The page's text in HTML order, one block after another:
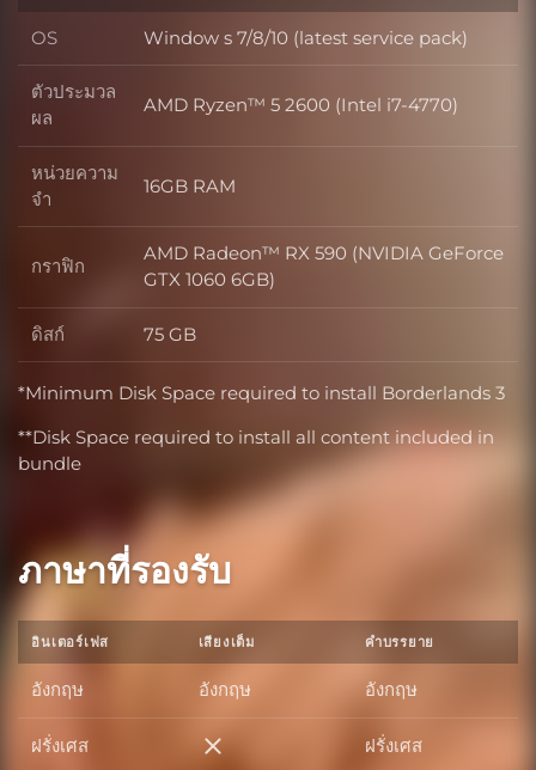
OS OS
Window s 7/8/10 (latest service pack)
ตัวประมวล
ผล
ตัวประมวลผล
AMD Ryzen™ 5 2600 (Intel i7-4770)
หน่วยความ
จำ
หน่วยความจำ
16GB RAM
กราฟิก กราฟิก
AMD Radeon™ RX 590 (NVIDIA GeForce
GTX 1060 6GB)
ดิสก์ ดิสก์
75 GB
*Minimum Disk Space required to install Borderlands 3
**Disk Space required to install all content included in
bundle
ภาษาที่รองรับ
อินเตอร์เฟส เสียงเต็ม คำบรรยาย
อังกฤษ อังกฤษ อังกฤษ
ฝรั่งเศส ฝรั่งเศส ฝรั่งเศส